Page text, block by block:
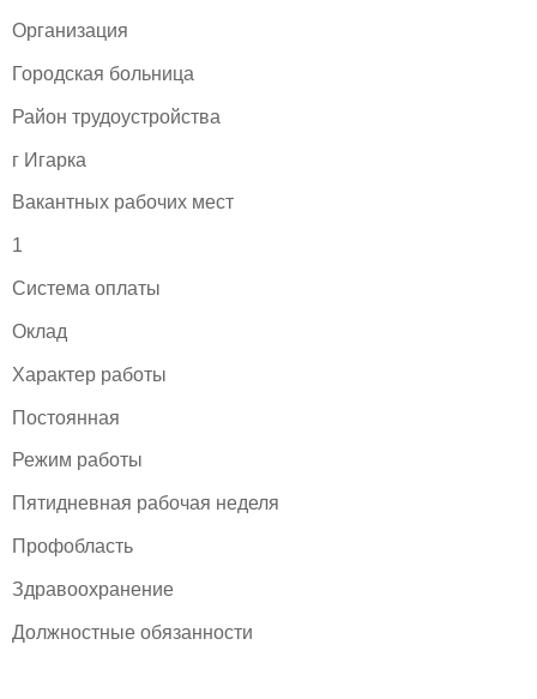
Организация
Городская больница
Район трудоустройства
г Игарка
Вакантных рабочих мест
1
Система оплаты
Оклад
Характер работы
Постоянная
Режим работы
Пятидневная рабочая неделя
Профобласть
Здравоохранение
Должностные обязанности